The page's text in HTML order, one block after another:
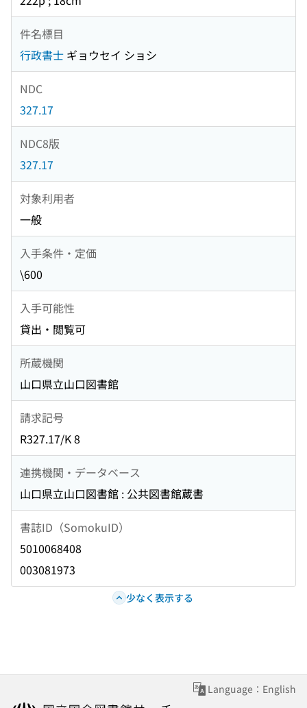
件名標目
行政書士 ギョウセイ ショシ
NDC
327.17
NDC8版
327.17
対象利用者
一般
入手条件・定価
\600
入手可能性
貸出・閲覧可
所蔵機関
山口県立山口図書館
請求記号
R327.17/K 8
連携機関・データベース
山口県立山口図書館 : 公共図書館蔵書
書誌ID（SomokuID）
5010068408
003081973
少なく表示する
Language：English